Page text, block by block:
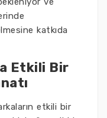
katkıda
Etkili Bir
etkili bir